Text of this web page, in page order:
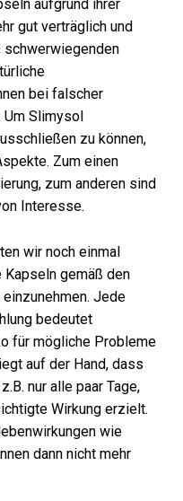
aufgrund ihrer
gut verträglich und
schwerwiegenden
bei falscher
Slimysol
zu können,
Zum einen
zum anderen sind
Interesse.
wir noch einmal
gemäß den
Jede
bedeutet
für mögliche Probleme
auf der Hand, dass
nur alle paar Tage,
Wirkung erzielt.
wie
dann nicht mehr